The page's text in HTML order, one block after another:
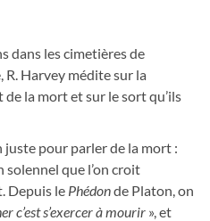
dans les cimetières de
Harvey médite sur la
la mort et sur le sort qu’ils
pour parler de la mort :
que l’on croit
Depuis le Phédonde Platon, on
c’est s’exercer à mourir », et